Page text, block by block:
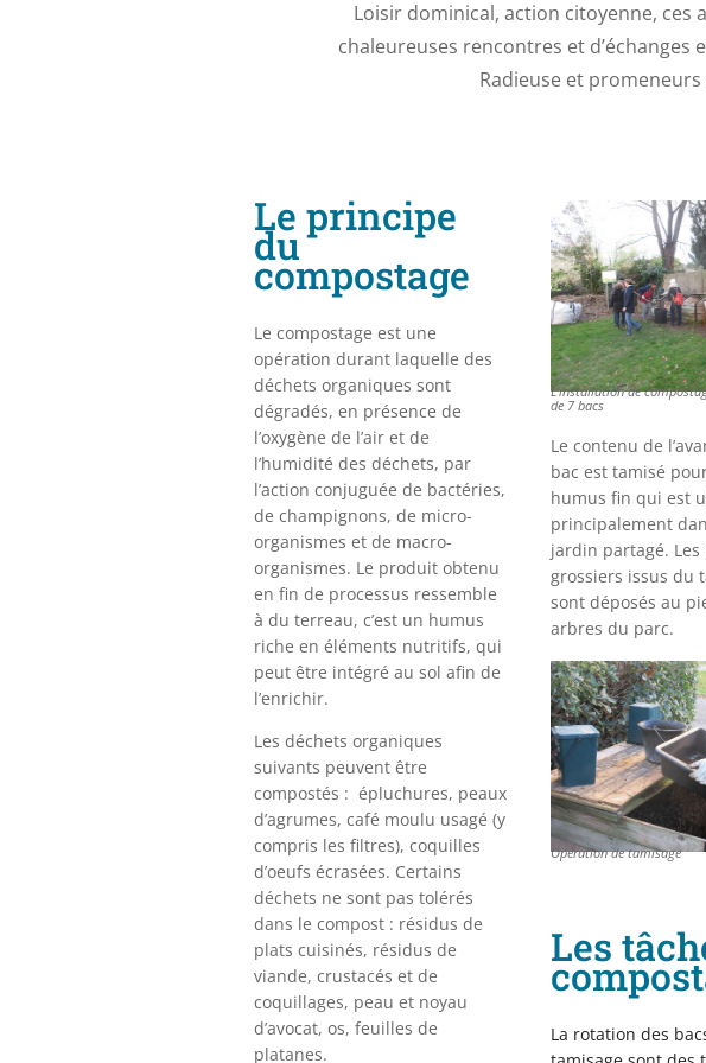
Loisir dominical, action citoyenne, ces
chaleureuses rencontres et d’échanges
Radieuse et
Le principe
du
compostage
Le compostage est une
opération durant laquelle des
déchets organiques sont
dégradés, en présence de
l’oxygène de l’air et de
l’humidité des déchets, par
l’action conjuguée de bactéries,
de champignons, de micro-
organismes et de macro-
organismes. Le produit obtenu
en fin de processus ressemble
à du terreau, c’est un humus
riche en éléments nutritifs, qui
peut être intégré au sol afin de
l’enrichir.
Les déchets organiques
suivants peuvent être
compostés : épluchures, peaux
d’agrumes, café moulu usagé (y
compris les filtres), coquilles
d’oeufs écrasées. Certains
déchets ne sont pas tolérés
dans le compost : résidus de
plats cuisinés, résidus de
viande, crustacés et de
coquillages, peau et noyau
d’avocat, os, feuilles de
platanes.
L’installation de
de 7 bacs
Le contenu de
bac est tamisé
humus fin qui est
principalement
jardin partagé. Les
grossiers issus du
sont déposés au
arbres du parc.
Opération de tamisage
Les
La rotation des